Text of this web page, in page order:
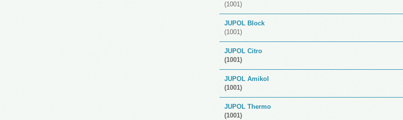
(1001)
JUPOL Block
(1001)
JUPOL Citro
(1001)
JUPOL Amikol
(1001)
JUPOL Thermo
(1001)